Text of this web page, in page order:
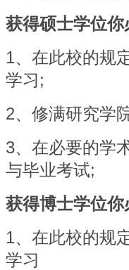
获得硕士学位你
1、在此校的规
学习;
2、修满研究学
3、在必要的学
与毕业考试;
获得博士学位你
1、在此校的规
学习